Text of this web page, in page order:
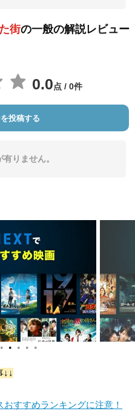
サラバ ジャック・コンレイ
ー Lauren Burns
y
Mourne
街の一般の解説レビュー
0.0点 / 0件
投稿する
りません。
● ● ● ● ●
↓↓
おすすめランキングに注意！